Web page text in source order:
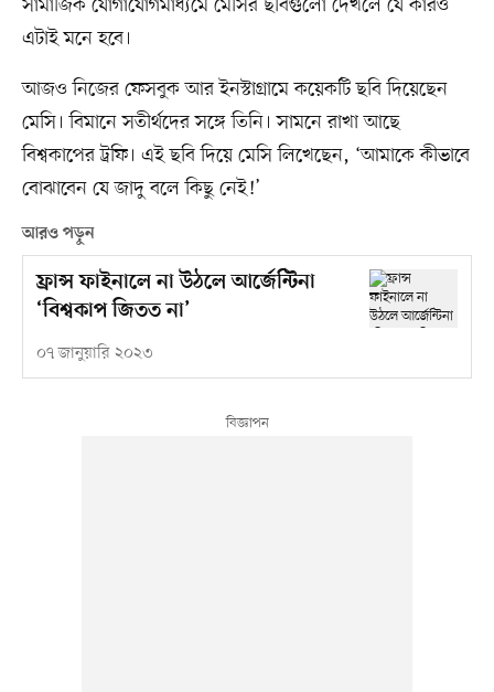
এটাই মনে হবে।
আজও নিজের ফেসবুক আর ইনস্টাগ্রামে কয়েকটি ছবি দিয়েছেন
মেসি। বিমানে সতীর্থদের সঙ্গে তিনি। সামনে রাখা আছে
বিশ্বকাপের ট্রফি। এই ছবি দিয়ে মেসি লিখেছেন, ‘আমাকে কীভাবে
বোঝাবেন যে জাদু বলে কিছু নেই!’
আরও পড়ুন
ফ্রান্স ফাইনালে না উঠলে আর্জেন্টিনা
‘বিশ্বকাপ জিতত না’
০৭ জানুয়ারি ২০২৩